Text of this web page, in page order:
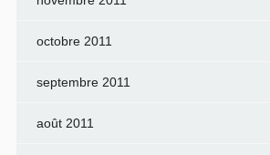
octobre 2011
septembre 2011
août 2011